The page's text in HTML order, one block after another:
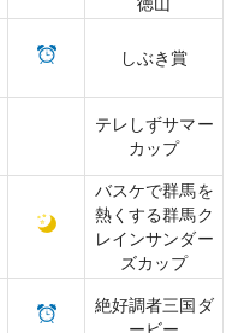
しぶき賞
テレしずサマー
カップ
バスケで群馬を
熱くする群馬ク
レインサンダー
ズカップ
絶好調者三国ダ